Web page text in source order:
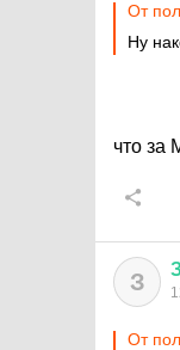
От
Ну
что за
З
От